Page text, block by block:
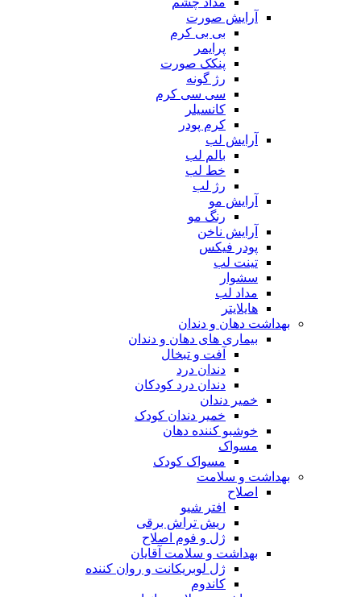
آرایش صورت
بی بی کرم
پرایمر
پنکک صورت
رژ گونه
سی سی کرم
کانسیلر
کرم پودر
آرایش لب
بالم لب
خط لب
رژ لب
آرایش مو
رنگ مو
آرایش ناخن
پودر فیکس
تینت لب
سشوار
مداد لب
هایلایتر
بهداشت دهان و دندان
بیماری های دهان و دندان
آفت و تبخال
دندان درد
دندان درد کودکان
خمیر دندان
خمیر دندان کودک
خوشبو کننده دهان
مسواک
مسواک کودک
بهداشت و سلامت
اصلاح
افتر شیو
ریش تراش برقی
ژل و فوم اصلاح
بهداشت و سلامت آقایان
ژل لوبریکانت و روان کننده
کاندوم